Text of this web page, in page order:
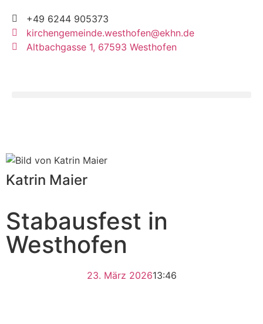
+49 6244 905373
kirchengemeinde.westhofen@ekhn.de
Altbachgasse 1, 67593 Westhofen
Katrin Maier
Stabausfest in
Westhofen
23. März 202613:46